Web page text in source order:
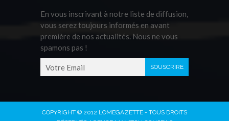
En vous inscrivant à notre liste de diffusion,
vous serez toujours informés en avant
première de nos actualités. Nous ne vous
spamons pas !
COPYRIGHT © 2012 LOMEGAZETTE - TOUS DROITS